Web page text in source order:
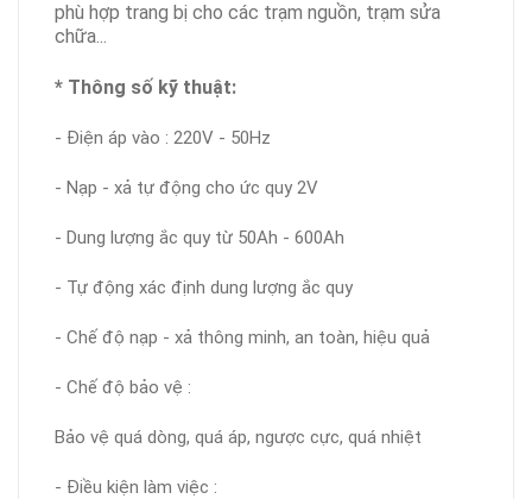
phù hợp trang bị cho các trạm nguồn, trạm sửa
chữa...
* Thông số kỹ thuật:
- Điện áp vào : 220V - 50Hz
- Nạp - xả tự động cho ức quy 2V
- Dung lượng ắc quy từ 50Ah - 600Ah
- Tự động xác định dung lượng ắc quy
- Chế độ nạp - xả thông minh, an toàn, hiệu quả
- Chế độ bảo vệ :
Bảo vệ quá dòng, quá áp, ngược cực, quá nhiệt
- Điều kiện làm việc :